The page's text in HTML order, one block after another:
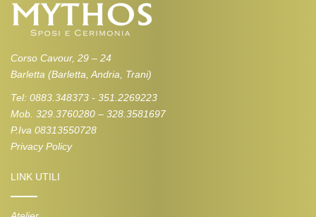
Corso Cavour, 29 – 24
Barletta (Barletta, Andria, Trani)
Tel: 0883.348373 - 351.2269223
Mob. 329.3760280 – 328.3581697
P.Iva 08313550728
Privacy Policy
LINK UTILI